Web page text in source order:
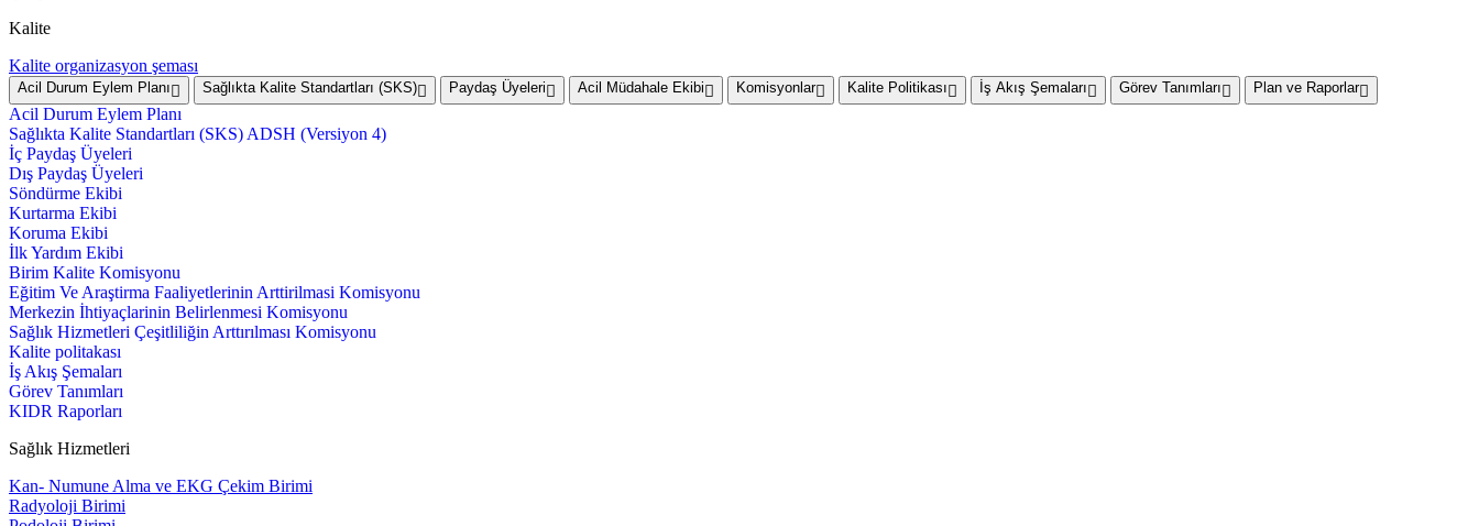
Kalite
Kalite organizasyon şeması
Acil Durum Eylem Planı Sağlıkta Kalite Standartları (SKS) Paydaş Üyeleri Acil Müdahale Ekibi Komisyonlar Kalite Politikası İş Akış Şemaları Görev Tanımları Plan ve Raporlar
Acil Durum Eylem Planı
Sağlıkta Kalite Standartları (SKS) ADSH (Versiyon 4)
İç Paydaş Üyeleri
Dış Paydaş Üyeleri
Söndürme Ekibi
Kurtarma Ekibi
Koruma Ekibi
İlk Yardım Ekibi
Birim Kalite Komisyonu
Eğitim Ve Araştirma Faaliyetlerinin Arttirilmasi Komisyonu
Merkezin İhtiyaçlarinin Belirlenmesi Komisyonu
Sağlık Hizmetleri Çeşitliliğin Arttırılması Komisyonu
Kalite politakası
İş Akış Şemaları
Görev Tanımları
KIDR Raporları
Sağlık Hizmetleri
Kan- Numune Alma ve EKG Çekim Birimi
Radyoloji Birimi